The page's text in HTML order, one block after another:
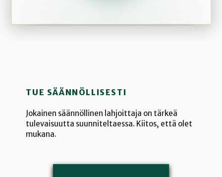
TUE SÄÄNNÖLLISESTI
Jokainen säännöllinen lahjoittaja on tärkeä
tulevaisuutta suunniteltaessa. Kiitos, että olet
mukana.